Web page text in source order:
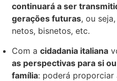
continuará a ser
gerações futuras, ou
netos, bisnetos, etc.
Com a cidadania italiana
as perspectivas para si
família: poderá proporciar